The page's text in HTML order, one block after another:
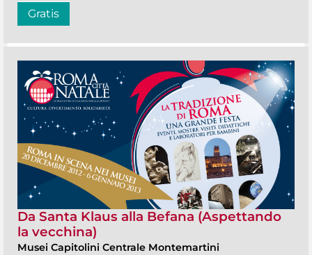
Gratis
Da Santa Klaus alla Befana (Aspettando
la vecchina)
Musei Capitolini Centrale Montemartini